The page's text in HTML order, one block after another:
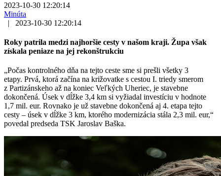
2023-10-30 12:20:14
Minúta
|
2023-10-30 12:20:14
Roky patrila medzi najhoršie cesty v našom kraji. Župa však
získala peniaze na jej rekonštrukciu
„Počas kontrolného dňa na tejto ceste sme si prešli všetky 3
etapy. Prvá, ktorá začína na križovatke s cestou I. triedy smerom
z Partizánskeho až na koniec Veľkých Uheriec, je stavebne
dokončená. Úsek v dĺžke 3,4 km si vyžiadal investíciu v hodnote
1,7 mil. eur. Rovnako je už stavebne dokončená aj 4. etapa tejto
cesty – úsek v dĺžke 3 km, ktorého modernizácia stála 2,3 mil. eur,“
povedal predseda TSK Jaroslav Baška.